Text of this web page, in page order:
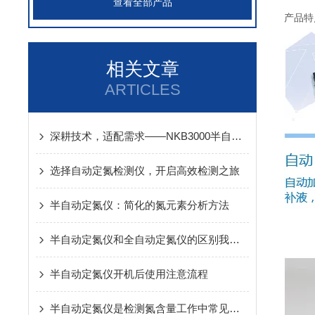
相关文章
ARTICLES
深耕技术，适配需求——NKB3000半自动定氮仪核心优势与市场价值解析
选择自动定氮检测仪，开启高效检测之旅
半自动定氮仪：简化的氮元素分析方法
半自动定氮仪和全自动定氮仪的区别我已经告诉你了,点击查看就行了
半自动定氮仪开机后使用注意流程
半自动定氮仪是检测氮含量工作中常见的设备
产品